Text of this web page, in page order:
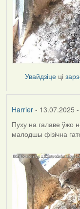
Увайдзіце ці
Harrier- 13.07.2025 -
Пуху на галаве ўжо
малодшы фізічна